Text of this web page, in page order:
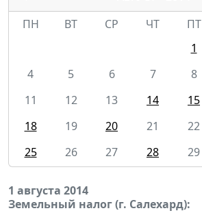
ПН
ВТ СР ЧТ ПТ
1
4
5 6 7 8
11
12 13 14 15
18
19 20 21 22
25
26 27 28 29
1 августа 2014
Земельный налог (г. Салехард):